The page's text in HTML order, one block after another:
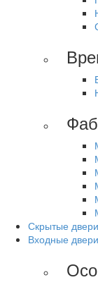
Скрытые двери
Входные двери